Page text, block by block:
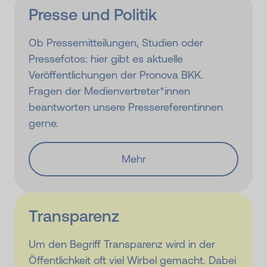
Presse und Politik
Ob Pressemitteilungen, Studien oder
Pressefotos: hier gibt es aktuelle
Veröffentlichungen der Pronova BKK.
Fragen der Medienvertreter*innen
beantworten unsere Pressereferentinnen
gerne.
Mehr
Transparenz
Um den Begriff Transparenz wird in der
Öffentlichkeit oft viel Wirbel gemacht. Dabei